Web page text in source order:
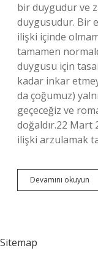
bir duygudur ve
duygusudur. Bir
ilişki içinde
tamamen
duygusu için
kadar inkar
da çoğumuz)
geçeceğiz ve
doğaldır.22 Mart
ilişki arzulamak
Devamını okuyun
Sitemap